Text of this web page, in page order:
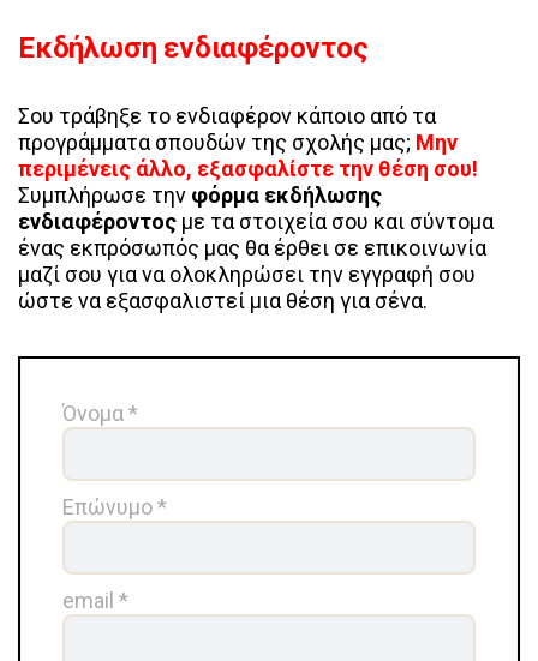
Εκδήλωση ενδιαφέροντος
Σου τράβηξε το ενδιαφέρον κάποιο από τα
προγράμματα σπουδών της σχολής μας; Μην
περιμένεις άλλο, εξασφαλίστε την θέση σου!
Συμπλήρωσε την φόρμα εκδήλωσης
ενδιαφέροντος με τα στοιχεία σου και σύντομα
ένας εκπρόσωπός μας θα έρθει σε επικοινωνία
μαζί σου για να ολοκληρώσει την εγγραφή σου
ώστε να εξασφαλιστεί μια θέση για σένα.
Όνομα *
Επώνυμο *
email *